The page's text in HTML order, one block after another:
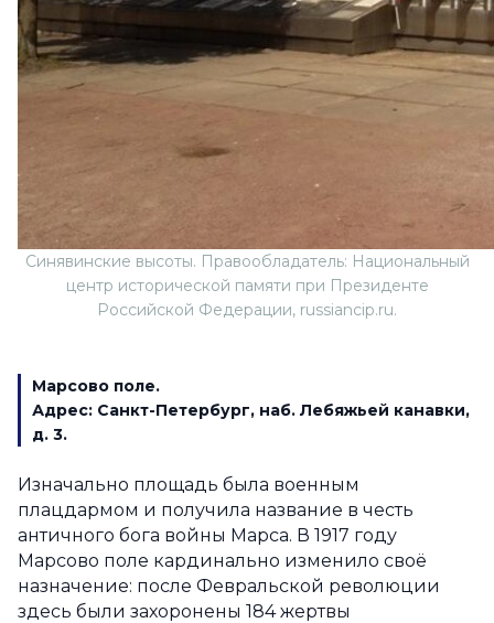
Синявинские высоты. Правообладатель: Национальный
центр исторической памяти при Президенте
Российской Федерации, russiancip.ru.
Марсово поле.
Адрес: Санкт-Петербург, наб. Лебяжьей канавки,
д. 3.
Изначально площадь была военным
плацдармом и получила название в честь
античного бога войны Марса. В 1917 году
Марсово поле кардинально изменило своё
назначение: после Февральской революции
здесь были захоронены 184 жертвы